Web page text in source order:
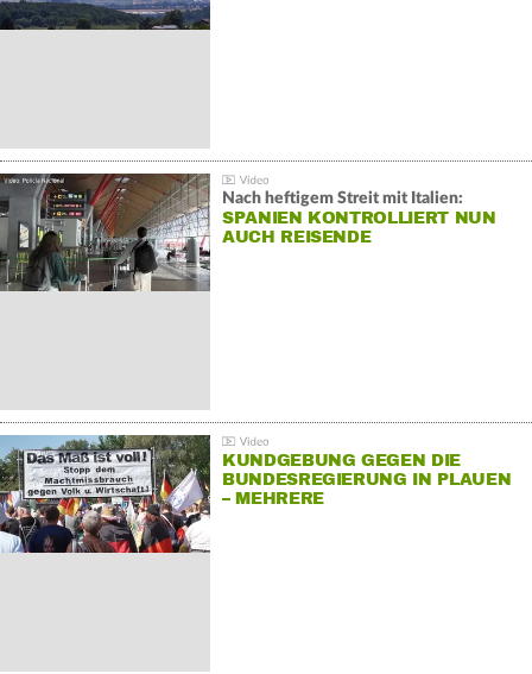
Nach heftigem Streit mit Italien:
SPANIEN KONTROLLIERT NUN
AUCH REISENDE
KUNDGEBUNG GEGEN DIE
BUNDESREGIERUNG IN PLAUEN
– MEHRERE